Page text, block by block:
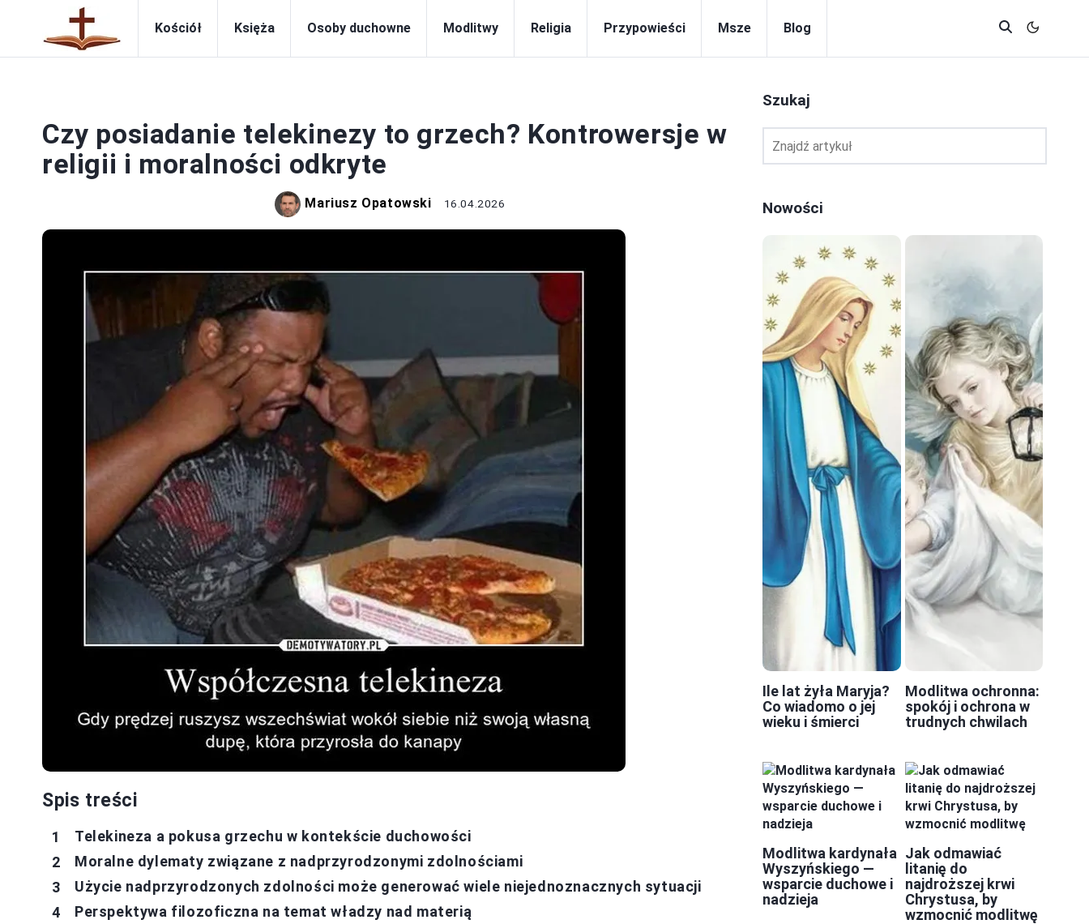
Kościół Księża Osoby duchowne Modlitwy Religia Przypowieści Msze Blog
Czy posiadanie telekinezy to grzech? Kontrowersje w
religii i moralności odkryte
Mariusz Opatowski 16.04.2026
Spis treści
Telekineza a pokusa grzechu w kontekście duchowości
Moralne dylematy związane z nadprzyrodzonymi zdolnościami
Użycie nadprzyrodzonych zdolności może generować wiele niejednoznacznych sytuacji
Perspektywa filozoficzna na temat władzy nad materią
Szukaj
Nowości
Ile lat żyła Maryja?
Co wiadomo o jej
wieku i śmierci
Modlitwa ochronna:
spokój i ochrona w
trudnych chwilach
Modlitwa kardynała
Wyszyńskiego —
wsparcie duchowe i
nadzieja
Jak odmawiać
litanię do
najdroższej krwi
Chrystusa, by
wzmocnić modlitwę